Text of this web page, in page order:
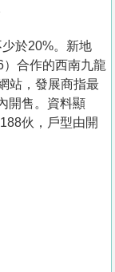
少於20%。新地
）合作的西南九龍
站，發展商指最
開售。資料顯
伙，戶型由開